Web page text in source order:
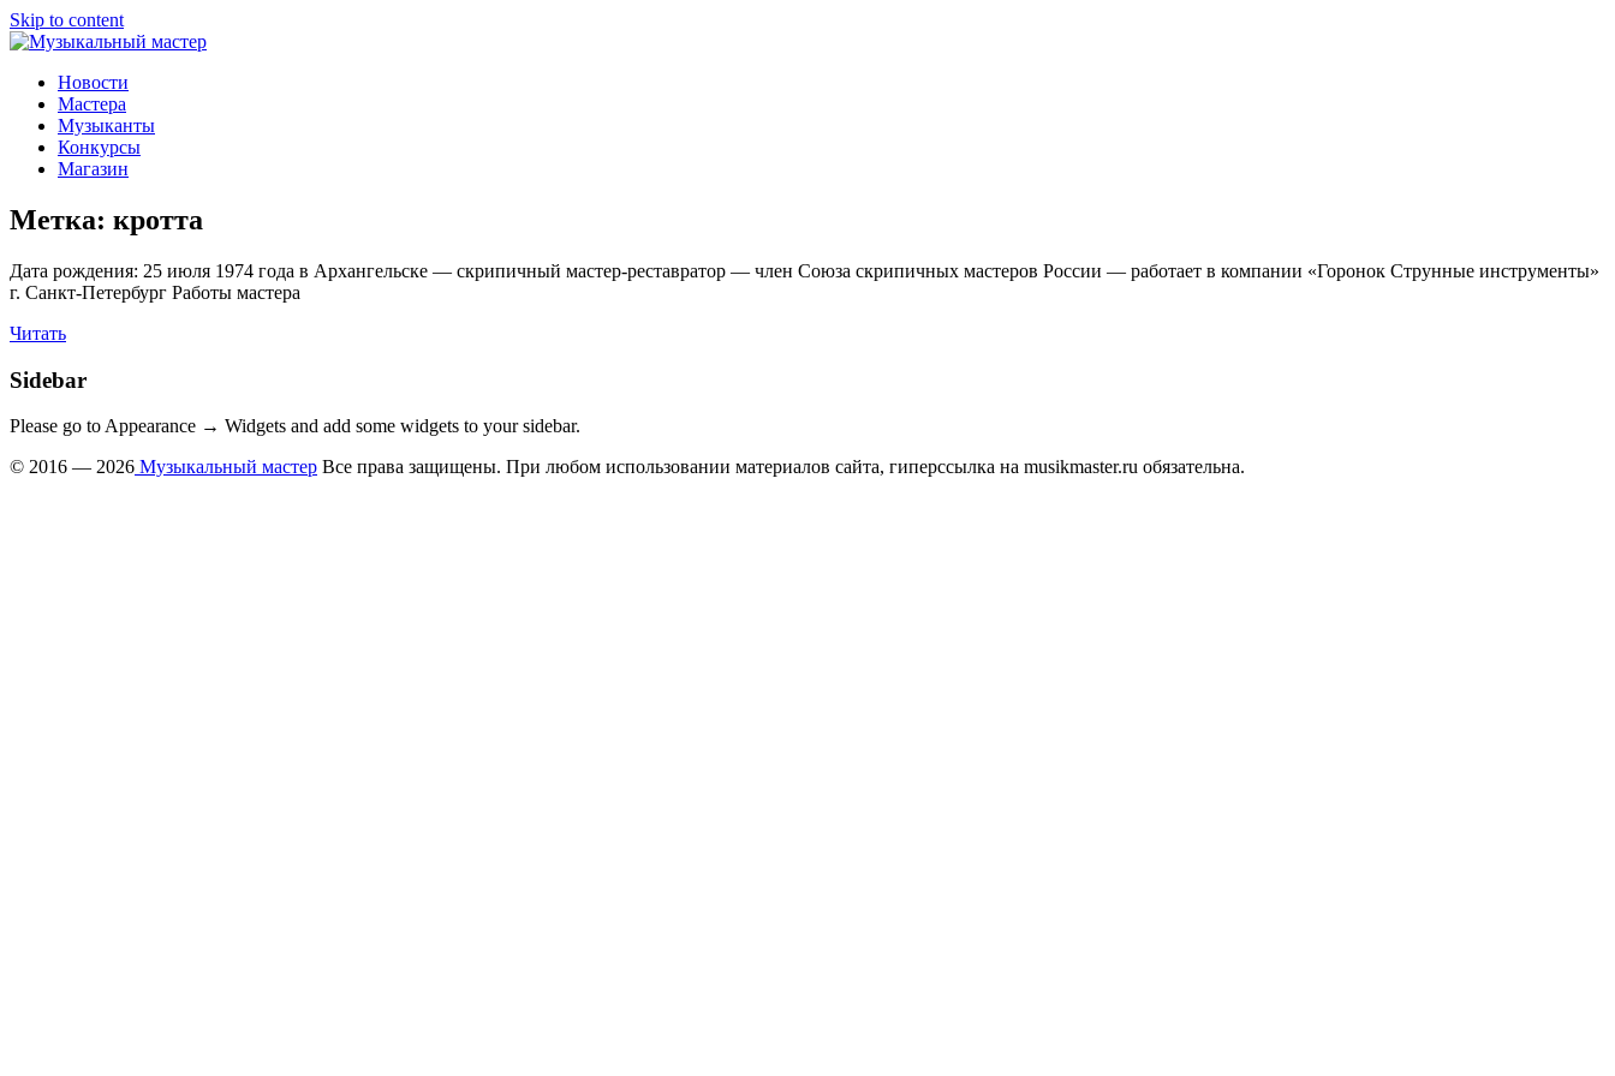
Skip to content
Музыкальный мастер
О мастерах музыкальных инструментов и музыкантах
Новости
Мастера
Музыканты
Конкурсы
Магазин
Метка: кротта
Дата рождения: 25 июля 1974 года в Архангельске — скрипичный мастер-реставратор — член Союза скрипичных мастеров России — работает в компании «Горонок Струнные инструменты»
г. Санкт-Петербург Работы мастера
Читать
Sidebar
Please go to Appearance → Widgets and add some widgets to your sidebar.
© 2016 — 2026 Музыкальный мастер Все права защищены. При любом использовании материалов сайта, гиперссылка на musikmaster.ru обязательна.